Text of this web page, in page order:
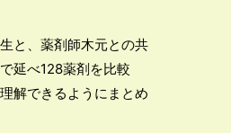
と、薬剤師木元との共
延べ128薬剤を比較
解できるようにまとめ